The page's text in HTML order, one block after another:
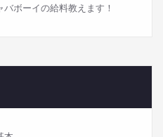
ボーイの給料教えます！